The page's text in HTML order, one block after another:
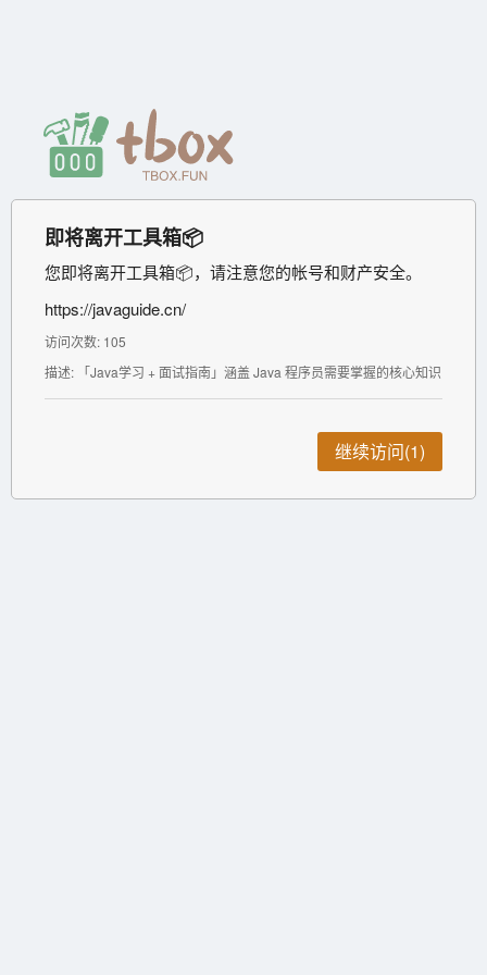
即将离开工具箱📦
您即将离开工具箱📦，请注意您的帐号和财产安全。
https://javaguide.cn/
访问次数: 105
描述: 「Java学习 + 面试指南」涵盖 Java 程序员需要掌握的核心知识
继续访问(1)